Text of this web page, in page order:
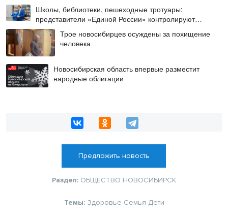
Школы, библиотеки, пешеходные тротуары:
представители «Единой России» контролируют
работы на социальных объектах
Трое новосибирцев осуждены за похищение
человека
Новосибирская область впервые разместит
народные облигации
Предложить новость
Раздел: ОБЩЕСТВО НОВОСИБИРСК
Темы: Здоровье Семья Дети